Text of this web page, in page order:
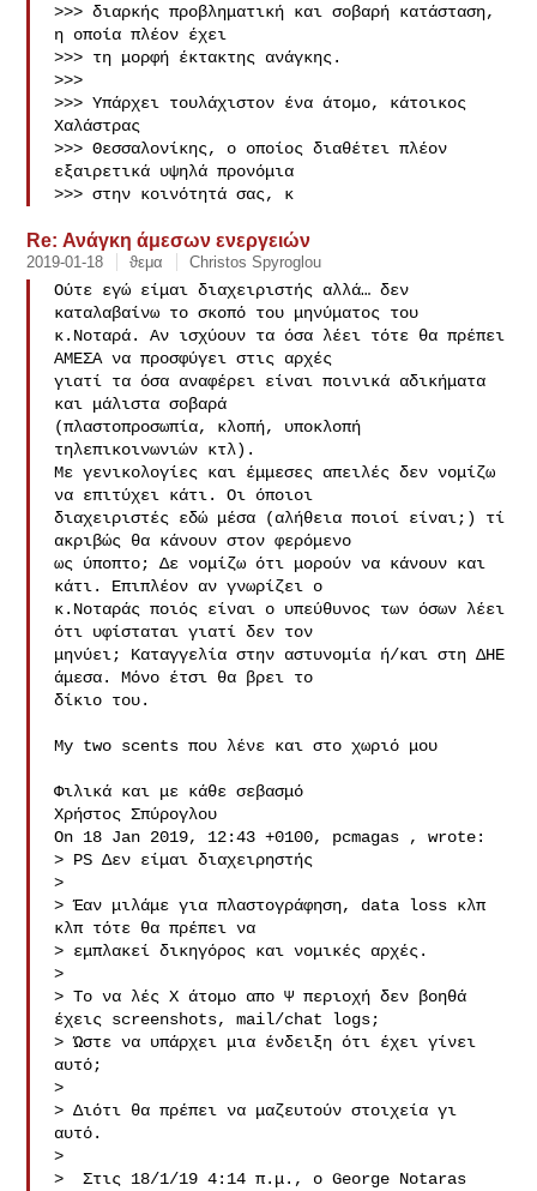
>>> διαρκής προβληματική και σοβαρή κατάσταση,
η οποία πλέον έχει
>>> τη μορφή έκτακτης ανάγκης.
>>>
>>> Υπάρχει τουλάχιστον ένα άτομο, κάτοικος
Χαλάστρας
>>> Θεσσαλονίκης, ο οποίος διαθέτει πλέον
εξαιρετικά υψηλά προνόμια
>>> στην κοινότητά σας, κ
Re: Ανάγκη άμεσων ενεργειών
2019-01-18 ϑεμα Christos Spyroglou
Ούτε εγώ είμαι διαχειριστής αλλά… δεν
καταλαβαίνω το σκοπό του μηνύματος του
κ.Νοταρά. Αν ισχύουν τα όσα λέει τότε θα πρέπει
ΑΜΕΣΑ να προσφύγει στις αρχές
γιατί τα όσα αναφέρει είναι ποινικά αδικήματα
και μάλιστα σοβαρά
(πλαστοπροσωπία, κλοπή, υποκλοπή
τηλεπικοινωνιών κτλ).
Με γενικολογίες και έμμεσες απειλές δεν νομίζω
να επιτύχει κάτι. Οι όποιοι
διαχειριστές εδώ μέσα (αλήθεια ποιοί είναι;) τί
ακριβώς θα κάνουν στον φερόμενο
ως ύποπτο; Δε νομίζω ότι μορούν να κάνουν και
κάτι. Επιπλέον αν γνωρίζει ο
κ.Νοταράς ποιός είναι ο υπεύθυνος των όσων λέει
ότι υφίσταται γιατί δεν τον
μηνύει; Καταγγελία στην αστυνομία ή/και στη ΔΗΕ
άμεσα. Μόνο έτσι θα βρει το
δίκιο του.
My two scents που λένε και στο χωριό μου
Φιλικά και με κάθε σεβασμό
Χρήστος Σπύρογλου
On 18 Jan 2019, 12:43 +0100, pcmagas , wrote:
> PS Δεν είμαι διαχειρηστής
>
> Έαν μιλάμε για πλαστογράφηση, data loss κλπ
κλπ τότε θα πρέπει να
> εμπλακεί δικηγόρος και νομικές αρχές.
>
> Το να λές Χ άτομο απο Ψ περιοχή δεν βοηθά
έχεις screenshots, mail/chat logs;
> Ώστε να υπάρχει μια ένδειξη ότι έχει γίνει
αυτό;
>
> Διότι θα πρέπει να μαζευτούν στοιχεία γι
αυτό.
>
>  Στις 18/1/19 4:14 π.μ., ο George Notaras